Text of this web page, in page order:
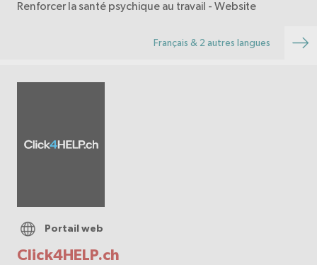
Renforcer la santé psychique au travail - Website
Français & 2 autres langues
Click4HELP.ch
Portail web